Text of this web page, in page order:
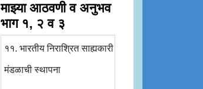
माझ्या आठवणी व अनुभव
भाग १, २ व ३
११. भारतीय निराश्रित साह्यकारी
मंडळाची स्थापना